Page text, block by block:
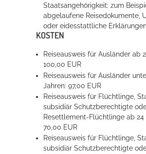
Staatsangehörigkeit: zum
abgelaufene Reisedokumente,
oder eidesstattliche
KOSTEN
Reiseausweis für Ausländer ab
100,00 EUR
Reiseausweis für Ausländer
Jahren: 97,00 EUR
Reiseausweis für Flüchtlinge,
subsidiär Schutzberechtigte
Resettlement-Flüchtlinge ab 24
70,00 EUR
Reiseausweis für Flüchtlinge,
subsidiär Schutzberechtigte